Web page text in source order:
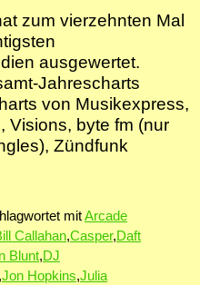
zum vierzehnten Mal
ausgewertet.
Jahrescharts
von Musikexpress,
Visions, byte fm (nur
Zündfunk
mitArcade
Callahan,Casper,Daft
Blunt,DJ
,Jon Hopkins,Julia